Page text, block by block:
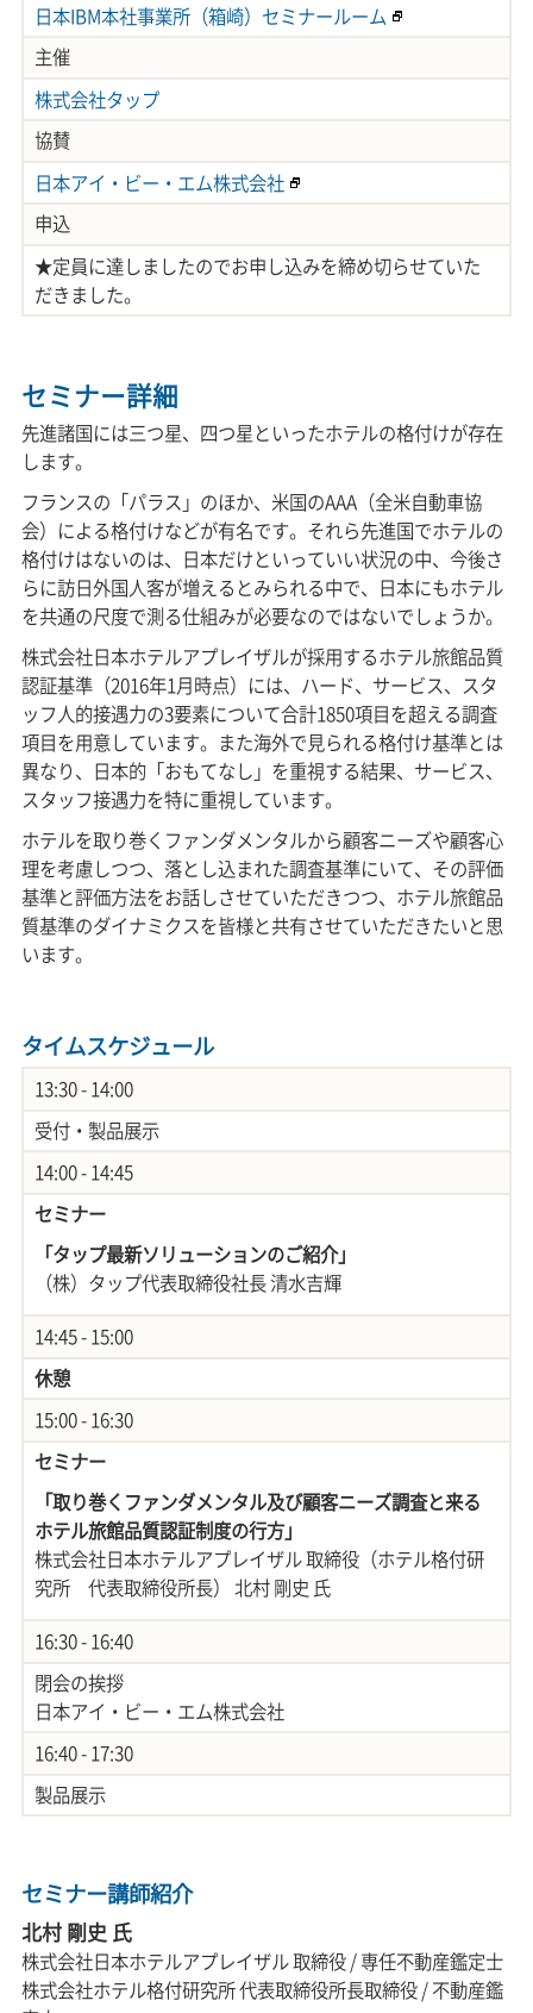
日本IBM本社事業所（箱崎）セミナールーム
主催
株式会社タップ
協賛
日本アイ・ビー・エム株式会社
申込
★定員に達しましたのでお申し込みを締め切らせていた
だきました。
セミナー詳細
先進諸国には三つ星、四つ星といったホテルの格付けが存在
します。
フランスの「パラス」のほか、米国のAAA（全米自動車協
会）による格付けなどが有名です。それら先進国でホテルの
格付けはないのは、日本だけといっていい状況の中、今後さ
らに訪日外国人客が増えるとみられる中で、日本にもホテル
を共通の尺度で測る仕組みが必要なのではないでしょうか。
株式会社日本ホテルアプレイザルが採用するホテル旅館品質
認証基準（2016年1月時点）には、ハード、サービス、スタ
ッフ人的接遇力の3要素について合計1850項目を超える調査
項目を用意しています。また海外で見られる格付け基準とは
異なり、日本的「おもてなし」を重視する結果、サービス、
スタッフ接遇力を特に重視しています。
ホテルを取り巻くファンダメンタルから顧客ニーズや顧客心
理を考慮しつつ、落とし込まれた調査基準にいて、その評価
基準と評価方法をお話しさせていただきつつ、ホテル旅館品
質基準のダイナミクスを皆様と共有させていただきたいと思
います。
タイムスケジュール
13:30 - 14:00
受付・製品展示
14:00 - 14:45
セミナー
「タップ最新ソリューションのご紹介」
（株）タップ代表取締役社長 清水吉輝
14:45 - 15:00
休憩
15:00 - 16:30
セミナー
「取り巻くファンダメンタル及び顧客ニーズ調査と来る
ホテル旅館品質認証制度の行方」
株式会社日本ホテルアプレイザル 取締役（ホテル格付研
究所 代表取締役所長） 北村 剛史 氏
16:30 - 16:40
閉会の挨拶
日本アイ・ビー・エム株式会社
16:40 - 17:30
製品展示
セミナー講師紹介
北村 剛史 氏
株式会社日本ホテルアプレイザル 取締役 / 専任不動産鑑定士
株式会社ホテル格付研究所 代表取締役所長取締役 / 不動産鑑